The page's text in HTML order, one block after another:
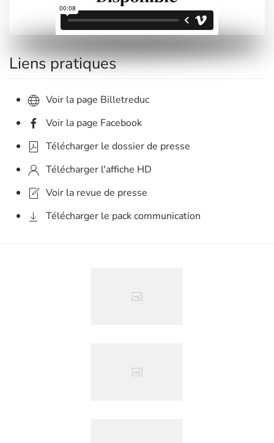
Liens pratiques
Voir la page Billetreduc
Voir la page Facebook
Télécharger le dossier de presse
Télécharger l'affiche HD
Voir la revue de presse
Télécharger le pack communication
Agrandir
Agrandir